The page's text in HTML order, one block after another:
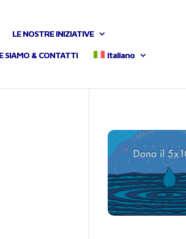
LE NOSTRE INIZIATIVE
SIAMO & CONTATTI Italiano